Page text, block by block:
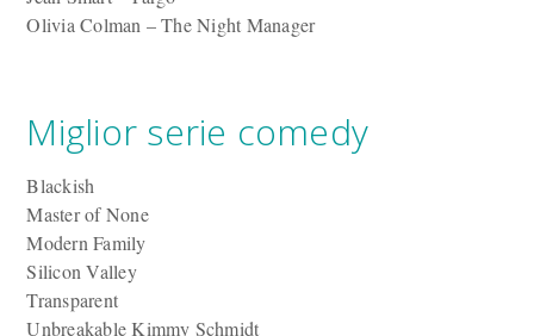
Olivia Colman – The Night Manager
Miglior serie comedy
Blackish
Master of None
Modern Family
Silicon Valley
Transparent
Unbreakable Kimmy Schmidt